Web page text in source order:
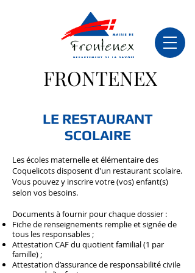
FRONTENEX
LE RESTAURANT
SCOLAIRE​
Les écoles maternelle et élémentaire des
Coquelicots disposent d'un restaurant scolaire.
Vous pouvez y inscrire votre (vos) enfant(s)
selon vos besoins.
Documents à fournir pour chaque dossier :
Fiche de renseignements remplie et signée de
tous les responsables ;
Attestation CAF du quotient familial (1 par
famille) ;
Attestation d’assurance de responsabilité civile